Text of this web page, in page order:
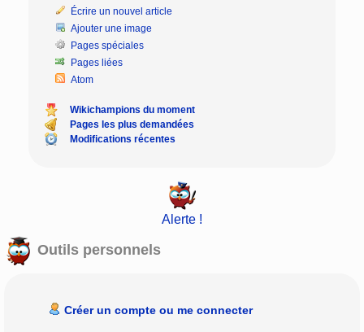
Écrire un nouvel article
Ajouter une image
Pages spéciales
Pages liées
Atom
Wikichampions du moment
Pages les plus demandées
Modifications récentes
Alerte !
Outils personnels
Créer un compte ou me connecter